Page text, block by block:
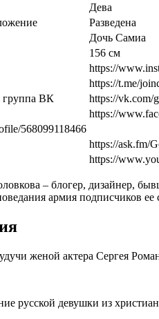
Дева
Разведена
Дочь Самиа
156 см
https://
https://t.me/
группа ВК
https://vk.com/
https://
568099118466
https://ask.fm/
https://
– блогер, дизайнер,
армия подписчиков
женой актера Сергея
русской девушки из